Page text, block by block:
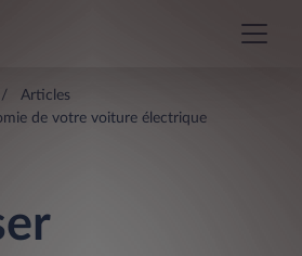
Articles
de votre voiture électrique